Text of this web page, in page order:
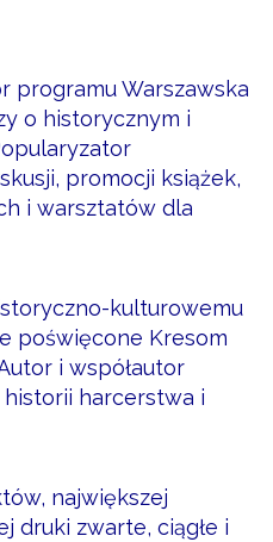
programu Warszawska
o historycznym i
promocji książek,
i warsztatów dla
kulturowemu
poświęcone Kresom
i współautor
harcerstwa i
największej
druki zwarte, ciągłe i